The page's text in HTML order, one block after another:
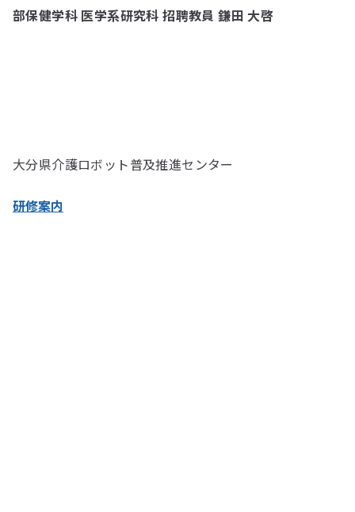
部保健学科 医学系研究科 招聘教員 鎌田 大啓
大分県介護ロボット普及推進センター
研修案内